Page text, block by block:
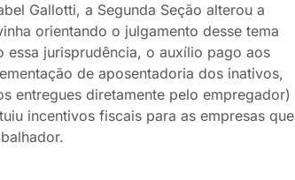
Gallotti, a Segunda Seção alterou a
orientando o julgamento desse tema
essa jurisprudência, o auxílio pago aos
de aposentadoria dos inativos,
entregues diretamente pelo empregador)
incentivos fiscais para as empresas que